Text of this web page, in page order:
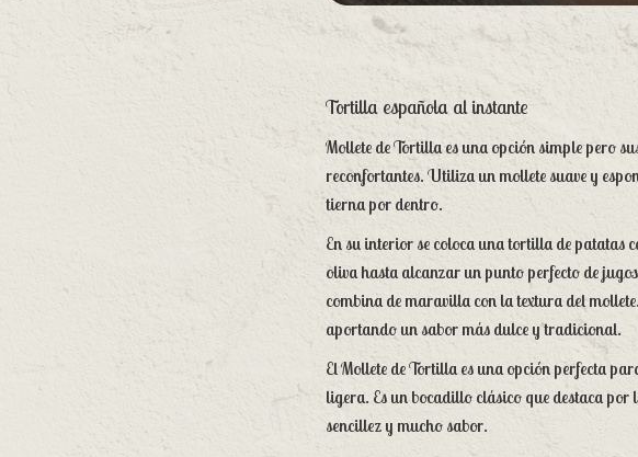
Tortilla española al instante
Mollete de Tortilla es una opción simple pero
reconfortantes. Utiliza un mollete suave y
tierna por dentro.
En su interior se coloca una tortilla de patatas
oliva hasta alcanzar un punto perfecto de
combina de maravilla con la textura del
aportando un sabor más dulce y tradicional.
El Mollete de Tortilla es una opción perfecta
ligera. Es un bocadillo clásico que destaca
sencillez y mucho sabor.